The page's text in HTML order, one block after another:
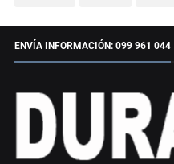
ENVÍA INFORMACIÓN: 099 961 044